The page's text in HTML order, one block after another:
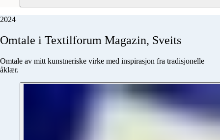
2024
Omtale i Textilforum Magazin, Sveits
Omtale av mitt kunstneriske virke med inspirasjon fra tradisjonelle
åklær.